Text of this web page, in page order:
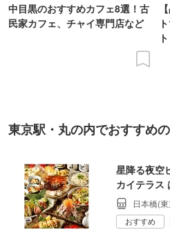
中目黒のおすすめカフェ8選！古
民家カフェ、チャイ専門店など
東京駅・丸の内でおすすめ
星降る夜空
カイテラス
日本橋(
おすすめ